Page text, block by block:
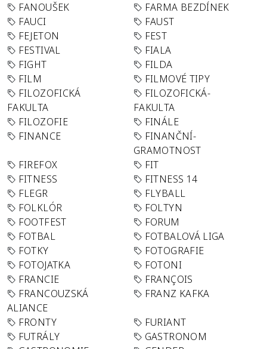
FANOUŠEK
FARMA BEZDÍNEK
FAUCI
FAUST
FEJETON
FEST
FESTIVAL
FIALA
FIGHT
FILDA
FILM
FILMOVÉ TIPY
FILOZOFICKÁ
FAKULTA
FILOZOFICKÁ-
FAKULTA
FILOZOFIE
FINÁLE
FINANCE
FINANČNÍ-
GRAMOTNOST
FIREFOX
FIT
FITNESS
FITNESS 14
FLEGR
FLYBALL
FOLKLÓR
FOLTYN
FOOTFEST
FORUM
FOTBAL
FOTBALOVÁ LIGA
FOTKY
FOTOGRAFIE
FOTOJATKA
FOTONI
FRANCIE
FRANÇOIS
FRANCOUZSKÁ
ALIANCE
FRANZ KAFKA
FRONTY
FURIANT
FUTRÁLY
GASTRONOM